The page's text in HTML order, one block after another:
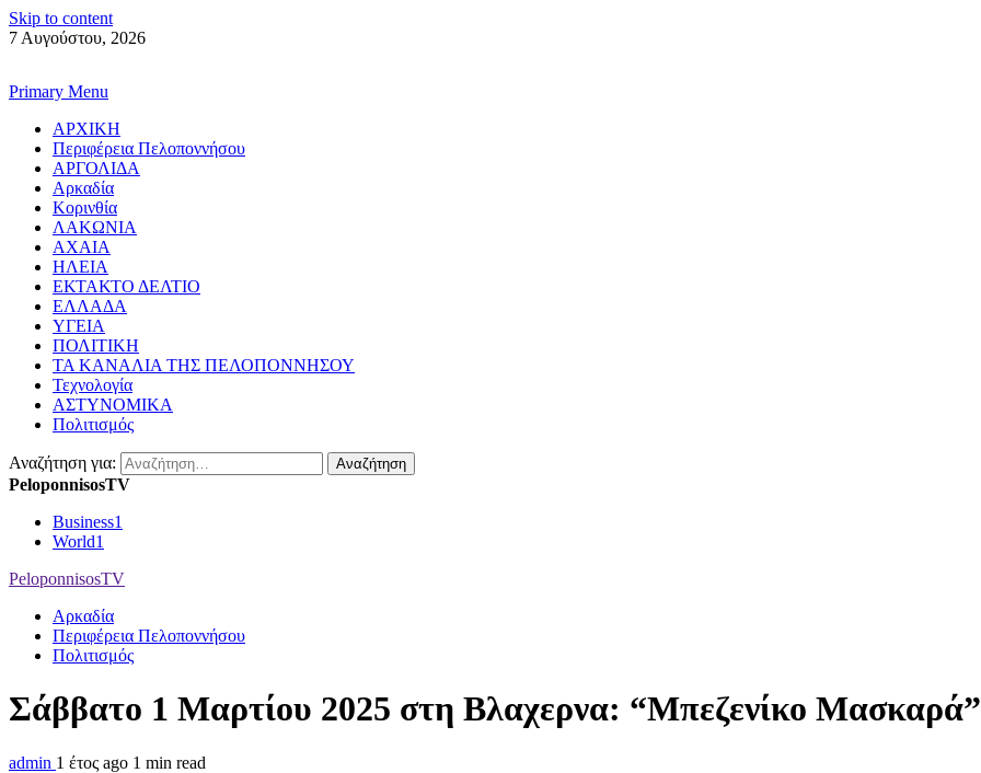
Skip to content
7 Αυγούστου, 2026
Primary Menu
ΑΡΧΙΚΗ
Περιφέρεια Πελοποννήσου
ΑΡΓΟΛΙΔΑ
Αρκαδία
Κορινθία
ΛΑΚΩΝΙΑ
ΑΧΑΙΑ
ΗΛΕΙΑ
ΕΚΤΑΚΤΟ ΔΕΛΤΙΟ
ΕΛΛΑΔΑ
ΥΓΕΙΑ
ΠΟΛΙΤΙΚΗ
ΤΑ ΚΑΝΑΛΙΑ ΤΗΣ ΠΕΛΟΠΟΝΝΗΣΟΥ
Τεχνολογία
ΑΣΤΥΝΟΜΙΚΑ
Πολιτισμός
Αναζήτηση για:
PeloponnisosTV
Business1
World1
PeloponnisosTV
Αρκαδία
Περιφέρεια Πελοποννήσου
Πολιτισμός
Σάββατο 1 Μαρτίου 2025 στη Βλαχερνα: “Μπεζενίκο
admin 1 έτος ago 1 min read